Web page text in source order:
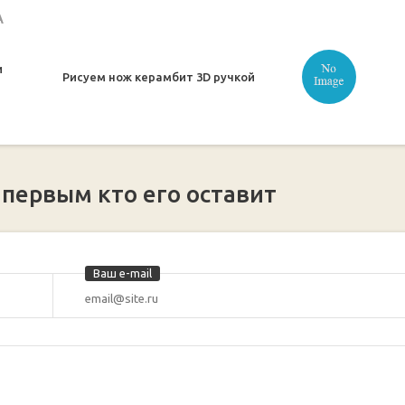
Рисуем нож керамбит 3D ручкой
кто его оставит
Ваш e-mail